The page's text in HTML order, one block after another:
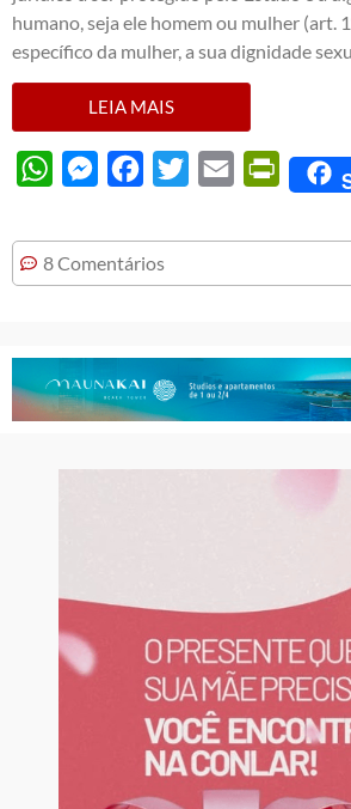
humano, seja ele homem ou mulher (art.
específico da mulher, a sua dignidade
LEIA MAIS
WhatsAppMessengerFacebook
Twitter Email
8 Comentários